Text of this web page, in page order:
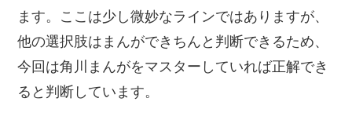
ます。ここは少し微妙なラインではありますが、
他の選択肢はまんができちんと判断できるため、
今回は角川まんがをマスターしていれば正解でき
ると判断しています。